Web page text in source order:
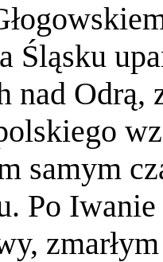
Śląsku
nad Odrą,
samym
Po